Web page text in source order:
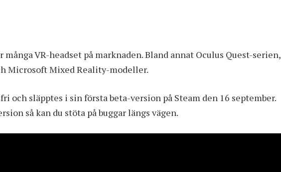
VR-headset på marknaden. Bland annat Oculus Quest-serien,
Microsoft Mixed Reality-modeller.
och släpptes i sin första beta-version på Steam den 16 september.
så kan du stöta på buggar längs vägen.